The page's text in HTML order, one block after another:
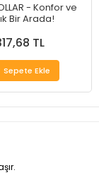
- Konfor ve
Bir Arada!
TL
Sepete Ekle